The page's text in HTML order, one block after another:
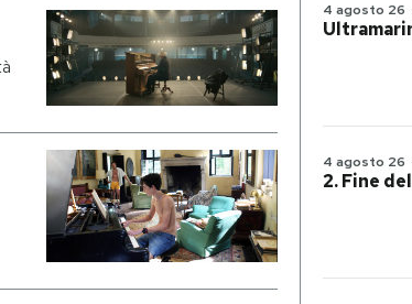
4 agosto 26
4 agosto 26
2. Fine